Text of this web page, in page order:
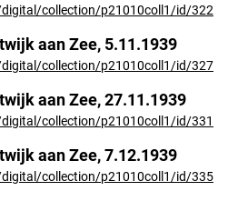
digital/collection/p21010coll1/id/322
aan Zee, 5.11.1939
digital/collection/p21010coll1/id/327
aan Zee, 27.11.1939
collection/p21010coll1/id/331
aan Zee, 7.12.1939
digital/collection/p21010coll1/id/335